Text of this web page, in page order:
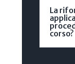
La
corso?